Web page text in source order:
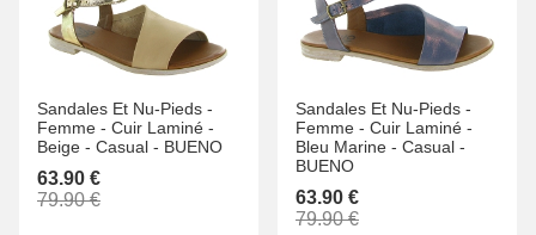
Sandales Et Nu-Pieds -
Femme - Cuir Laminé -
Beige - Casual - BUENO
63.90 €
79.90 €
Sandales Et Nu-Pieds -
Femme - Cuir Laminé -
Bleu Marine - Casual -
BUENO
63.90 €
79.90 €